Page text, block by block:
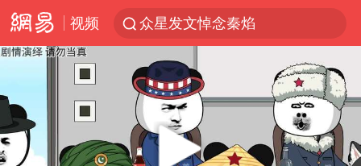
视频
众星发文悼念秦焰
“还不如不放假”
辽宁28名务农人员中暑死亡？官方辟谣
独闯南太行失联女子遗体已找到